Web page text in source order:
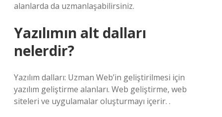
alanlarda da uzmanlaşabilirsiniz.
Yazılımın alt dalları
nelerdir?
Yazılım dalları: Uzman Web’in geliştirilmesi için
yazılım geliştirme alanları. Web geliştirme, web
siteleri ve uygulamalar oluşturmayı içerir. .